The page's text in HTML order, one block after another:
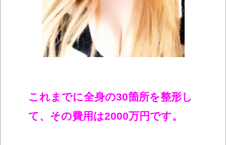
これまでに全身の30箇所を整形し
て、その費用は2000万円です。